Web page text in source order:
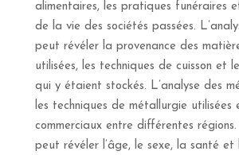
alimentaires, les pratiques funéraires
de la vie des sociétés passées.
peut révéler la provenance des
utilisées, les techniques de cuisson et
qui y étaient stockés. L’analyse des
les techniques de métallurgie utilisées
commerciaux entre différentes régions.
peut révéler l’âge, le sexe, la santé et